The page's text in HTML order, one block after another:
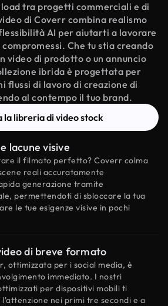
tra progetti commerciali e di
di Coverr combina realismo
AI per aiutarti a lavorare
Che tu stia creando
video di prodotto o un annuncio
ibrida è progettata per
flussi di lavoro di creazione di
al contempo il tuo brand.
la libreria di video stock
lacune visive
il filmato perfetto? Coverr colma
reali accuratamente
generazione tramite
permettendoti di sbloccare la tua
le tue esigenze visive in pochi
di breve formato
ottimizzata per i social media, è
immediato. I nostri
per dispositivi mobili ti
nei primi tre secondi e a